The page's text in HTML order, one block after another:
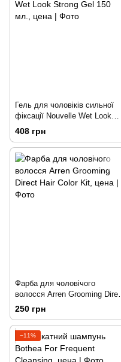
Гель для чоловіків сильної
фіксації Nouvelle Wet Look
Strong Gel 150 мл.
408 грн
Фарба для чоловічого
волосся Arren Grooming Direct
Hair Color Kit
250 грн
−11%